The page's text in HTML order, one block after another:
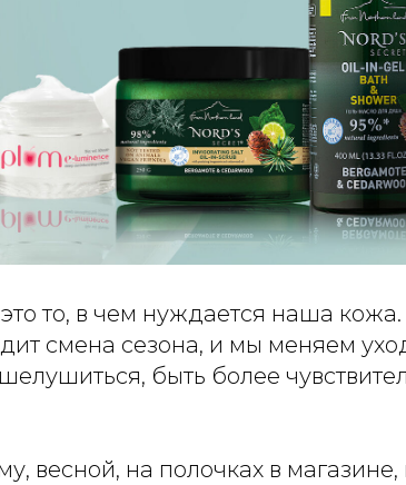
то, в чем нуждается наша
смена сезона, и мы меняем
быть более
весной, на полочках в